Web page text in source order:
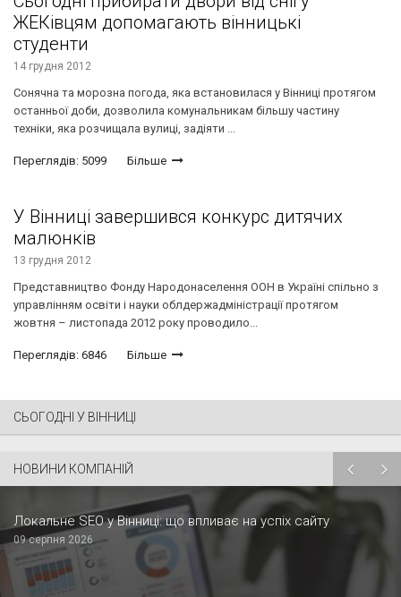
ЖЕКівцям допомагають вінницькі
студенти
14 грудня 2012
Сонячна та морозна погода, яка встановилася у Вінниці протягом
останньої доби, дозволила комунальникам більшу частину
техніки, яка розчищала вулиці, задіяти ...
Переглядів: 5099 Більше
У Вінниці завершився конкурс дитячих
малюнків
13 грудня 2012
Представництво Фонду Народонаселення ООН в Україні спільно з
управлінням освіти і науки облдержадміністрації протягом
жовтня – листопада 2012 року проводило...
Переглядів: 6846 Більше
СЬОГОДНІ У ВІННИЦІ
НОВИНИ КОМПАНІЙ
Локальне SEO у Вінниці: що впливає на успіх сайту
09 серпня 2026